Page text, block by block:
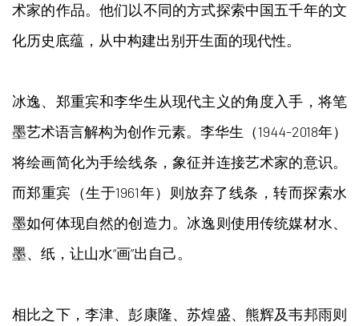
术家的作品。他们以不同的方式探索中国五千年的文
化历史底蕴，从中构建出别开生面的现代性。
冰逸、郑重宾和李华生从现代主义的角度入手，将笔
墨艺术语言解构为创作元素。李华生（1944-2018年）
将绘画简化为手绘线条，象征并连接艺术家的意识。
而郑重宾（生于1961年）则放弃了线条，转而探索水
墨如何体现自然的创造力。冰逸则使用传统媒材水、
墨、纸，让山水“画”出自己。
相比之下，李津、彭康隆、苏煌盛、熊辉及韦邦雨则